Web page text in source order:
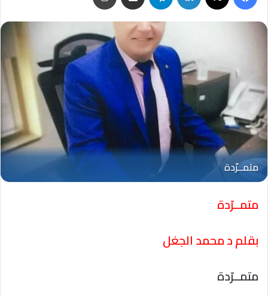
متمــرّدة
بقلم د محمد الجغل
متمــرّدة